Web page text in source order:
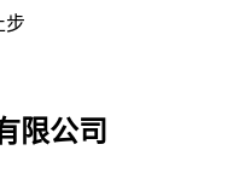
步
限公司